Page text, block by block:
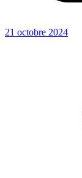
21 octobre 2024